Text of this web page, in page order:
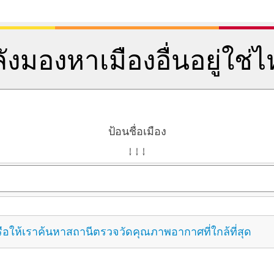
มองหาเมืองอื่นอยู่ใช่
ป้อนชื่อเมือง
↓ ↓ ↓
อให้เราค้นหาสถานีตรวจวัดคุณภาพอากาศที่ใกล้ที่สุด